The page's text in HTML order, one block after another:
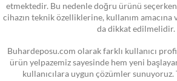
etmektedir. Bu nedenle doğru ürünü seçerken
cihazın teknik özelliklerine, kullanım amacına
da dikkat edilmelidir.
Buhardeposu.com olarak farklı kullanıcı
ürün yelpazemiz sayesinde hem yeni
kullanıcılara uygun çözümler sunuyoruz.